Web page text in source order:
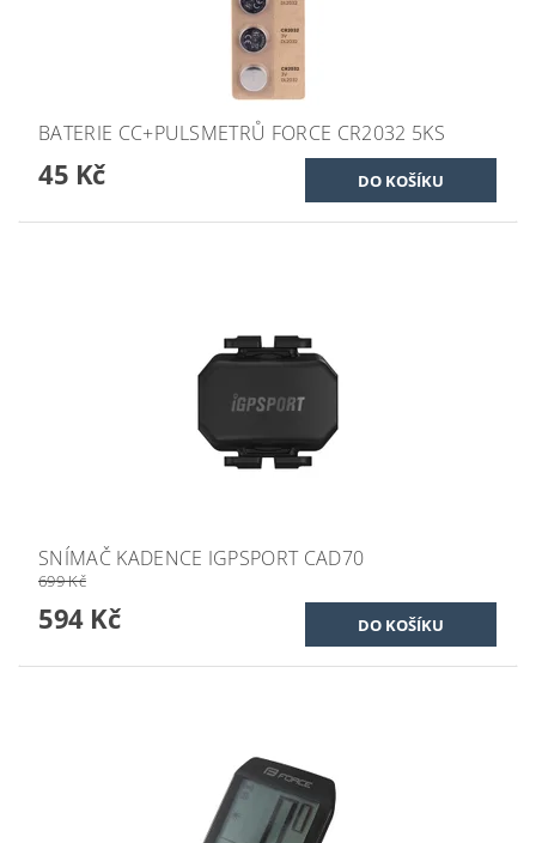
BATERIE CC+PULSMETRŮ FORCE CR2032 5KS
45 Kč
SNÍMAČ KADENCE IGPSPORT CAD70
699 Kč
594 Kč